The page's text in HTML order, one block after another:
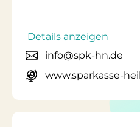
Details anzeigen
info@spk-hn.de
www.sparkasse-